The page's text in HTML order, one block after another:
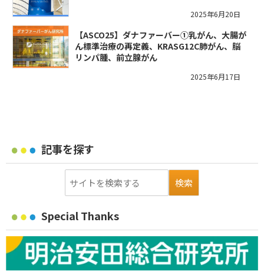
2025年6月20日
【ASCO25】ダナファーバー①乳がん、大腸が
ん標準治療の再定義、KRASG12C肺がん、脳
リンパ腫、前立腺がん
2025年6月17日
記事を探す
Special Thanks